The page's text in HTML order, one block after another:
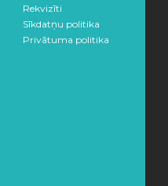
Rekvizīti
Sīkdatņu politika
Privātuma politika